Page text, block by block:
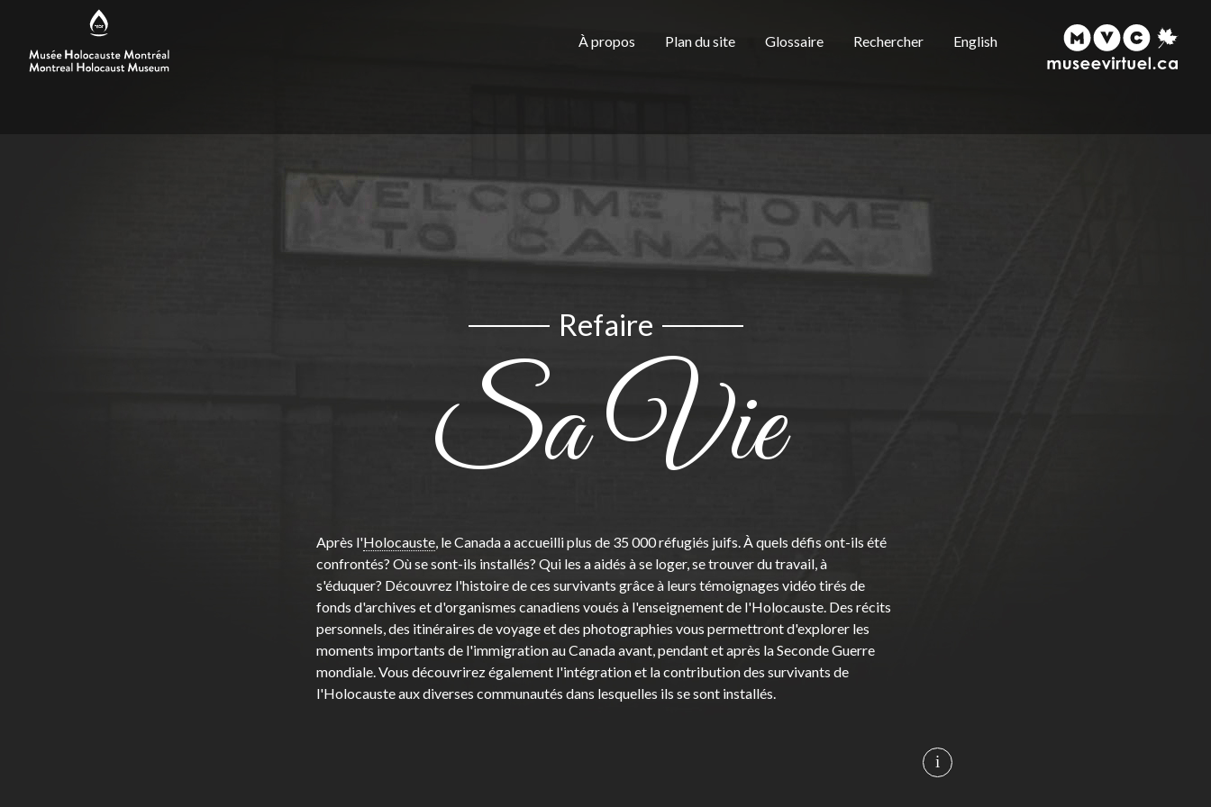
H
a
r
e
n
À propos Plan du site Glossaire Rechercher English
Refaire
Sa Vie
i
Après l'Holocauste, le Canada a accueilli plus de 35 000 réfugiés juifs. À quels défis ont-ils été
confrontés? Où se sont-ils installés? Qui les a aidés à se loger, se trouver du travail, à
s'éduquer? Découvrez l'histoire de ces survivants grâce à leurs témoignages vidéo tirés de
fonds d'archives et d'organismes canadiens voués à l'enseignement de l'Holocauste. Des récits
personnels, des itinéraires de voyage et des photographies vous permettront d'explorer les
moments importants de l'immigration au Canada avant, pendant et après la Seconde Guerre
mondiale. Vous découvrirez également l'intégration et la contribution des survivants de
l'Holocauste aux diverses communautés dans lesquelles ils se sont installés.